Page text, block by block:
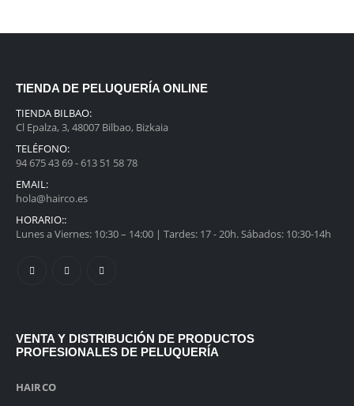
TIENDA DE PELUQUERÍA ONLINE
TIENDA BILBAO:
Cl Epalza, 3, 48007 Bilbao, Bizkaia
TELÉFONO:
94 675 43 69 - 613 51 58 78
EMAIL:
hola@hairco.es
HORARIO::
Lunes a Viernes: 10:30 – 14:00 | Tardes: 17 - 20h. Sábados: 10:30-14h
VENTA Y DISTRIBUCIÓN DE PRODUCTOS
PROFESIONALES DE PELUQUERÍA
HAIRCO